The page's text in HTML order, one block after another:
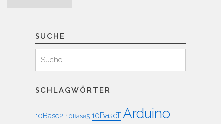
SUCHE
für:
Suchen
SCHLAGWÖRTER
10Base2 10Base5 10BaseT Arduino